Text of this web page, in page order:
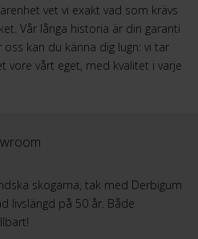
vet vi exakt vad som krävs
Vår långa historia är din garanti
kan du känna dig lugn: vi tar
vårt eget, med kvalitet i varje
skogarna, tak med Derbigum
livslängd på 50 år. Både